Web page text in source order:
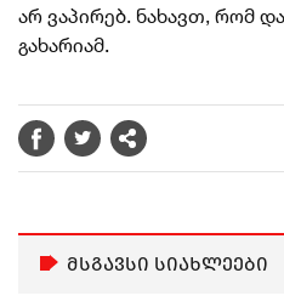
არ ვაპირებ. ნახავთ, რომ
გახარიამ.
მსგავსი სიახლეები